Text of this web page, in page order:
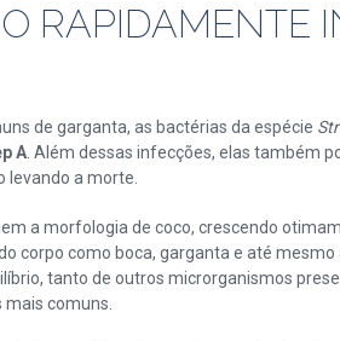
RAPIDAMENTE
de garganta, as bactérias da espécie
A . Além dessas infecções, elas também
levando a morte.
a morfologia de coco, crescendo
corpo como boca, garganta e até
tanto de outros microrganismos
comuns.